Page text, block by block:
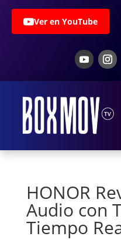
Ver en YouTube
HONOR
Audio con
Tiempo